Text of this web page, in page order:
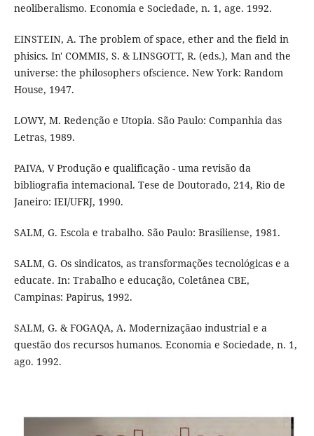
neoliberalismo. Economia e Sociedade, n. 1, age. 1992.
EINSTEIN, A. The problem of space, ether and the field in
phisics. In' COMMIS, S. & LINSGOTT, R. (eds.), Man and the
universe: the philosophers ofscience. New York: Random
House, 1947.
LOWY, M. Redenção e Utopia. São Paulo: Companhia das
Letras, 1989.
PAIVA, V Produção e qualificação - uma revisão da
bibliografia intemacional. Tese de Doutorado, 214, Rio de
Janeiro: IEI/UFRJ, 1990.
SALM, G. Escola e trabalho. São Paulo: Brasiliense, 1981.
SALM, G. Os sindicatos, as transformações tecnológicas e a
educate. In: Trabalho e educação, Coletânea CBE,
Campinas: Papirus, 1992.
SALM, G. & FOGAQA, A. Modernizaçãao industrial e a
questão dos recursos humanos. Economia e Sociedade, n. 1,
ago. 1992.